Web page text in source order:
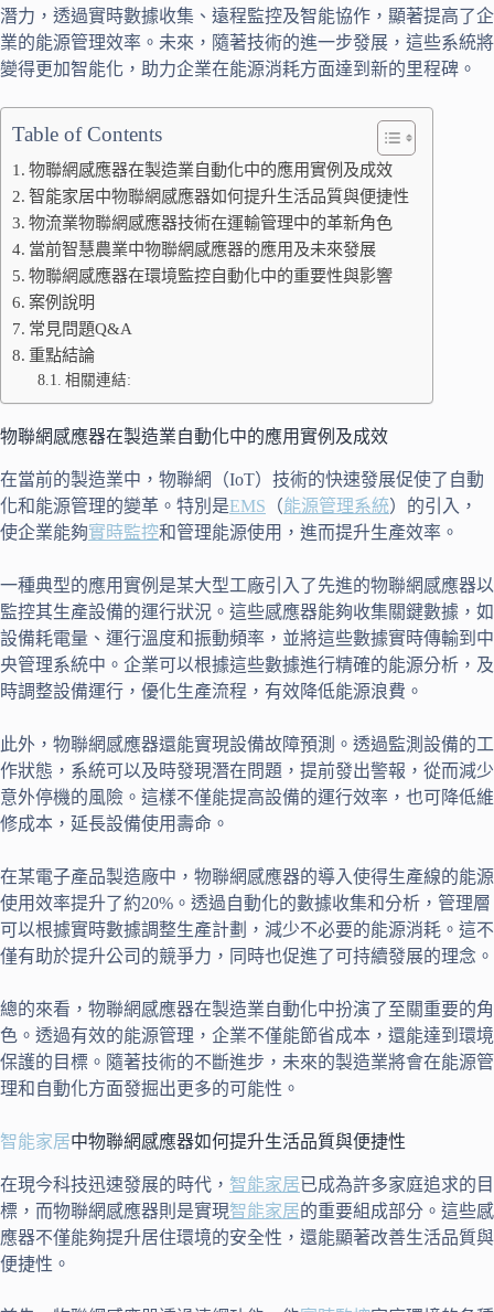
潛力，透過實時數據收集、遠程監控及智能協作，顯著提高了企
業的能源管理效率。未來，隨著技術的進一步發展，這些系統將
變得更加智能化，助力企業在能源消耗方面達到新的里程碑。
Table of Contents
物聯網感應器在製造業自動化中的應用實例及成效
智能家居中物聯網感應器如何提升生活品質與便捷性
物流業物聯網感應器技術在運輸管理中的革新角色
當前智慧農業中物聯網感應器的應用及未來發展
物聯網感應器在環境監控自動化中的重要性與影響
案例說明
常見問題Q&A
重點結論
相關連結:
物聯網感應器在製造業自動化中的應用實例及成效
在當前的製造業中，物聯網（IoT）技術的快速發展促使了自動
化和能源管理的變革。特別是EMS （能源管理系統）的引入，
使企業能夠實時監控和管理能源使用，進而提升生產效率。
一種典型的應用實例是某大型工廠引入了先進的物聯網感應器以
監控其生產設備的運行狀況。這些感應器能夠收集關鍵數據，如
設備耗電量、運行溫度和振動頻率，並將這些數據實時傳輸到中
央管理系統中。企業可以根據這些數據進行精確的能源分析，及
時調整設備運行，優化生產流程，有效降低能源浪費。
此外，物聯網感應器還能實現設備故障預測。透過監測設備的工
作狀態，系統可以及時發現潛在問題，提前發出警報，從而減少
意外停機的風險。這樣不僅能提高設備的運行效率，也可降低維
修成本，延長設備使用壽命。
在某電子產品製造廠中，物聯網感應器的導入使得生產線的能源
使用效率提升了約20%。透過自動化的數據收集和分析，管理層
可以根據實時數據調整生產計劃，減少不必要的能源消耗。這不
僅有助於提升公司的競爭力，同時也促進了可持續發展的理念。
總的來看，物聯網感應器在製造業自動化中扮演了至關重要的角
色。透過有效的能源管理，企業不僅能節省成本，還能達到環境
保護的目標。隨著技術的不斷進步，未來的製造業將會在能源管
理和自動化方面發掘出更多的可能性。
智能家居中物聯網感應器如何提升生活品質與便捷性
在現今科技迅速發展的時代， 智能家居已成為許多家庭追求的目
標，而物聯網感應器則是實現智能家居的重要組成部分。這些感
應器不僅能夠提升居住環境的安全性，還能顯著改善生活品質與
便捷性。